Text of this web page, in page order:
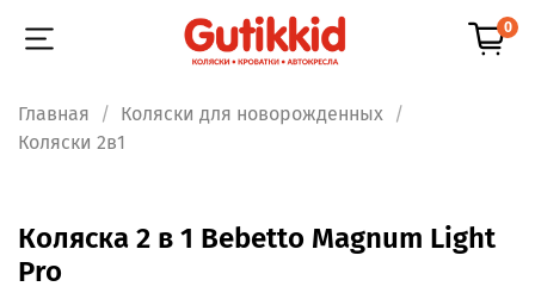
0
Главная
Коляски для новорожденных
Коляски 2в1
Коляска 2 в 1 Bebetto Magnum Light
Pro